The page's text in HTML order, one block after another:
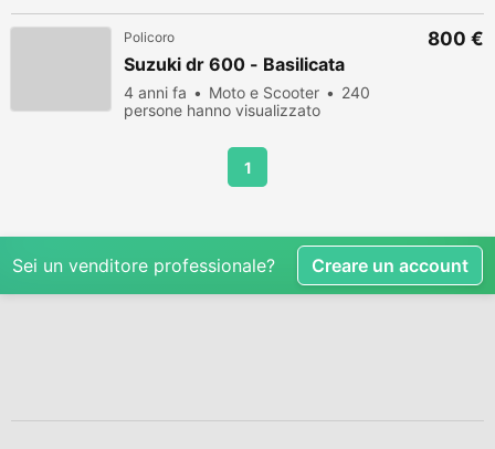
Policoro
Suzuki dr 600 - Basilicata
4 anni fa Moto e Scooter
240
persone hanno visualizzato
800 €
1
Sei un venditore professionale? Creare un account